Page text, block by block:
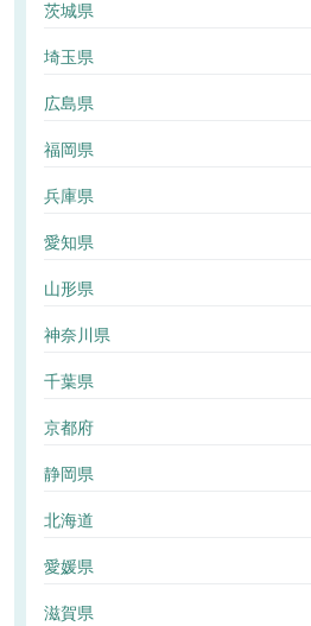
茨城県
埼玉県
広島県
福岡県
兵庫県
愛知県
山形県
神奈川県
千葉県
京都府
静岡県
北海道
愛媛県
滋賀県